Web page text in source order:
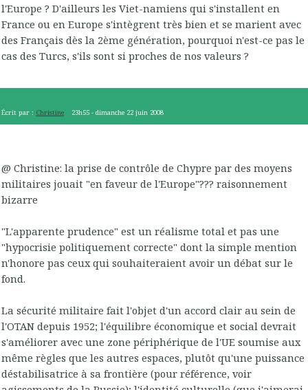
l'Europe ? D'ailleurs les Viet-namiens qui s'installent en
France ou en Europe s'intègrent très bien et se marient avec
des Français dès la 2ème génération, pourquoi n'est-ce pas le
cas des Turcs, s'ils sont si proches de nos valeurs ?
Écrit par : Christine 23h55 -dimanche 22 juin 2008
@ Christine: la prise de contrôle de Chypre par des moyens
militaires jouait "en faveur de l'Europe"??? raisonnement
bizarre
"L'apparente prudence" est un réalisme total et pas une
"hypocrisie politiquement correcte" dont la simple mention
n'honore pas ceux qui souhaiteraient avoir un débat sur le
fond.
La sécurité militaire fait l'objet d'un accord clair au sein de
l'OTAN depuis 1952; l'équilibre économique et social devrait
s'améliorer avec une zone périphérique de l'UE soumise aux
même règles que les autres espaces, plutôt qu'une puissance
déstabilisatrice à sa frontière (pour référence, voir